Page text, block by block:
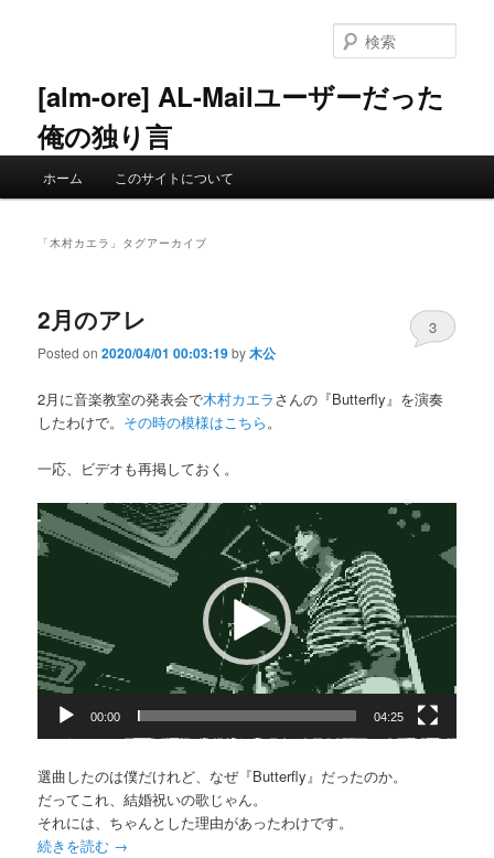
ン
へ
ツ
移
[alm-ore] AL-Mailユーザーだった
俺の独り言
索
ホーム このサイトについて
「木村カエラ 」タグアーカイブ
2月のアレ
Posted on2020/04/01 00:03:19by木公
3
2月に音楽教室の発表会で木村カエラさんの『Butterfly』を演奏
したわけで。 その時の模様はこちら 。
一応、ビデオも再掲しておく。
動
画
プ
ヤ
ー
00:00 04:25
選曲したのは僕だけれど、なぜ『Butterfly』だったのか。
だってこれ、結婚祝いの歌じゃん。
それには、ちゃんとした理由があったわけです。
続きを読む →